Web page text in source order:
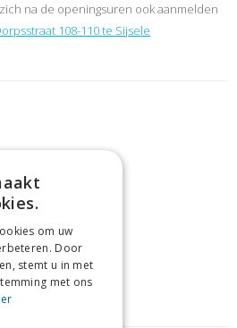
na de openingsuren ook aanmelden
108-110 te Sijsele
om uw
Door
stemt u in met
met ons